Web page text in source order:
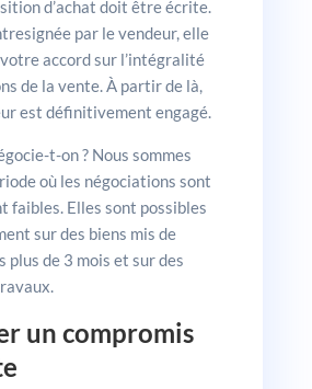
d’achat doit être écrite.
par le vendeur, elle
accord sur l’intégralité
de la vente. À partir de là,
est définitivement engagé.
t-on ? Nous sommes
où les négociations sont
faibles. Elles sont possibles
sur des biens mis de
plus de 3 mois et sur des
un compromis